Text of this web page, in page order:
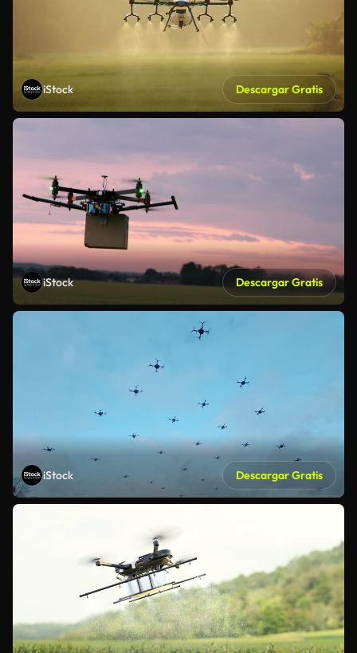
iStock Descargar Gratis
iStock Descargar Gratis
iStock Descargar Gratis